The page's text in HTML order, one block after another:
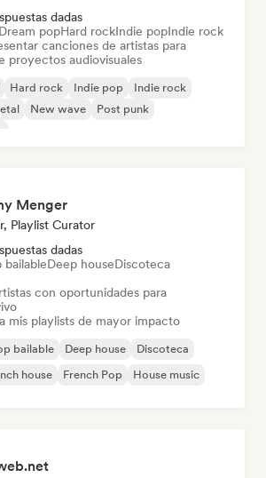
dadas
Dream popHard rockIndie popIndie rock
canciones de artistas para
proyectos audiovisuales
Hard rock Indie pop
Indie rock
New wave
Post punk
Menger
Playlist Curator
dadas
bailableDeep houseDiscoteca
con oportunidades para
mis playlists de mayor impacto
bailable Deep house
Discoteca
house French Pop House music